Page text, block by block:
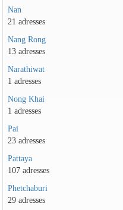
Nan
21 adresses
Nang Rong
13 adresses
Narathiwat
1 adresses
Nong Khai
1 adresses
Pai
23 adresses
Pattaya
107 adresses
Phetchaburi
29 adresses